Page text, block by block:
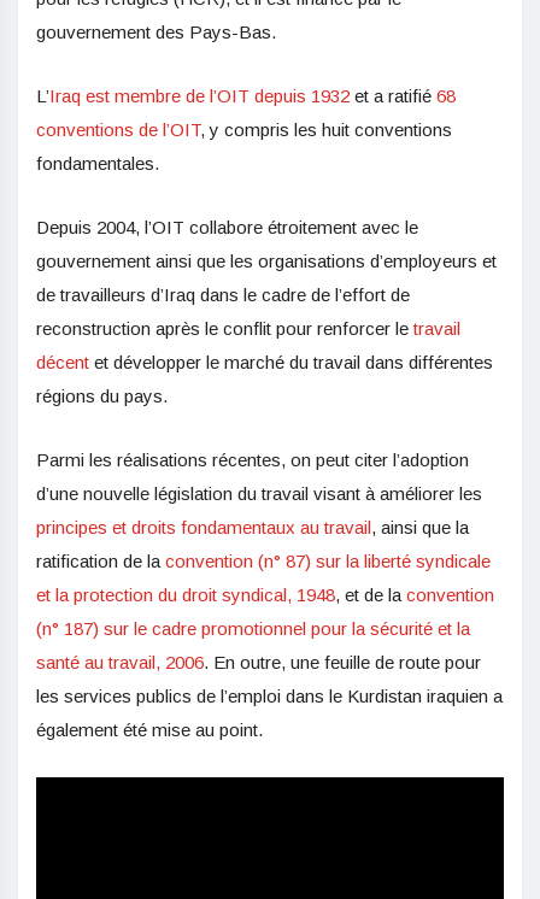
gouvernement des Pays-Bas.
L’Iraq est membre de l’OIT depuis 1932 et a ratifié 68
conventions de l’OIT, y compris les huit conventions
fondamentales.
Depuis 2004, l’OIT collabore étroitement avec le
gouvernement ainsi que les organisations d’employeurs et
de travailleurs d’Iraq dans le cadre de l’effort de
reconstruction après le conflit pour renforcer letravail
décent et développer le marché du travail dans différentes
régions du pays.
Parmi les réalisations récentes, on peut citer l’adoption
d’une nouvelle législation du travail visant à améliorer les
principes et droits fondamentaux au travail, ainsi que la
ratification de la convention (n° 87) sur la liberté syndicale
et la protection du droit syndical, 1948, et de la convention
(n° 187) sur le cadre promotionnel pour la sécurité et la
santé au travail, 2006. En outre, une feuille de route pour
les services publics de l’emploi dans le Kurdistan iraquien a
également été mise au point.